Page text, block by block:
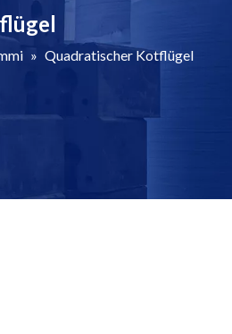
» Quadratischer Kotflügel